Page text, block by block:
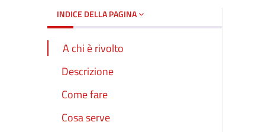
INDICE DELLA PAGINA
A chi è rivolto
Descrizione
Come fare
Cosa serve